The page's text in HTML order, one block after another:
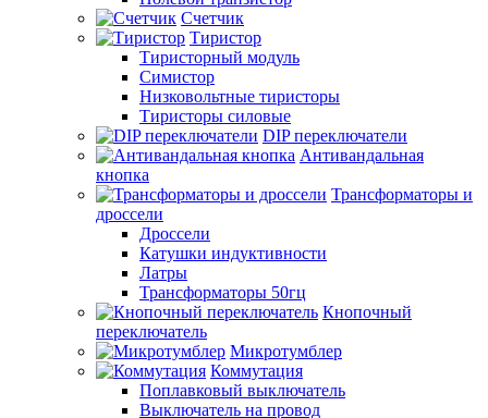
Счетчик
Тиристор
Тиристорный модуль
Симистор
Низковольтные тиристоры
Тиристоры силовые
DIP переключатели
Антивандальная
кнопка
Трансформаторы и
дроссели
Дроссели
Катушки индуктивности
Латры
Трансформаторы 50гц
Кнопочный
переключатель
Микротумблер
Коммутация
Поплавковый выключатель
Выключатель на провод